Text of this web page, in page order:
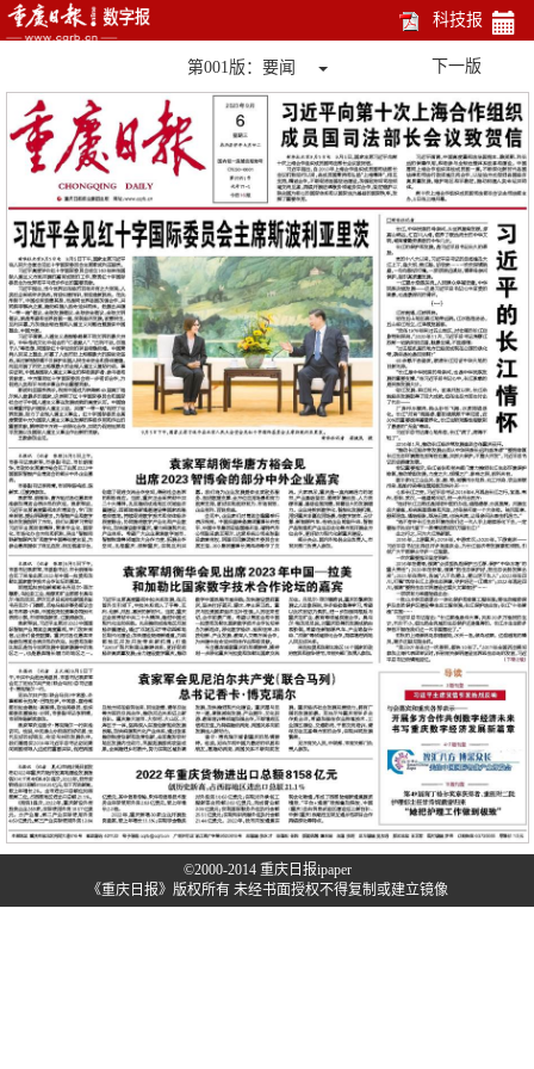
科技报
第001版：要闻 Toggle Dropdown下一版
©2000-2014 重庆日报ipaper
《重庆日报》版权所有 未经书面授权不得复制或建立镜像